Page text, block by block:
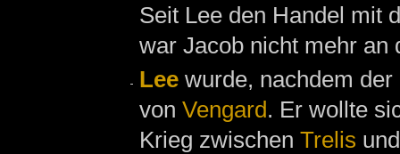
Seit Lee den Handel mit
war Jacob nicht mehr an
Lee wurde, nachdem der
von Vengard. Er wollte
Krieg zwischen Trelis